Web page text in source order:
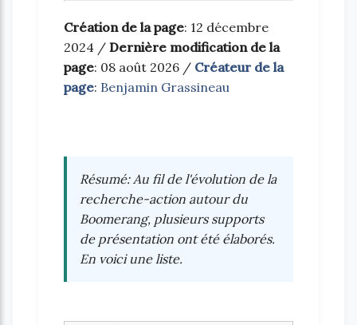
Création de la page: 12 décembre
2024 / Dernière modification de la
page: 08 août 2026 / Créateur de la
page: Benjamin Grassineau
Résumé: Au fil de l'évolution de la
recherche-action autour du
Boomerang, plusieurs supports
de présentation ont été élaborés.
En voici une liste.